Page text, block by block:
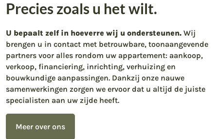
Precies zoals u het wilt.
U bepaalt zelf in hoeverre wij u ondersteunen. Wij
brengen u in contact met betrouwbare, toonaangevende
partners voor alles rondom uw appartement: aankoop,
verkoop, financiering, inrichting, verhuizing en
bouwkundige aanpassingen. Dankzij onze nauwe
samenwerkingen zorgen we ervoor dat u altijd de juiste
specialisten aan uw zijde heeft.
Meer over ons